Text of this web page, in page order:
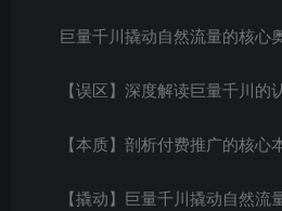
巨量千川撬动自然流量的核心
【误区】深度解读巨量千川的
【本质】剖析付费推广的核心
【撬动】巨量千川撬动自然流